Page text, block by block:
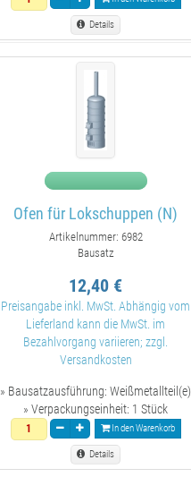
Details
Ofen für Lokschuppen (N)
Artikelnummer: 6982
Bausatz
12,40 €
Preisangabe inkl. MwSt. Abhängig vom
Lieferland kann die MwSt. im
Bezahlvorgang variieren; zzgl.
Versandkosten
» Bausatzausführung:Weißmetallteil(e)
» Verpackungseinheit: 1 Stück
In den Warenkorb
Details